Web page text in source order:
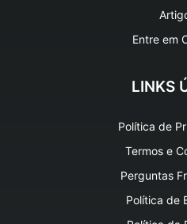
Entre em
LINKS
Política de
Termos e
Perguntas
Política de